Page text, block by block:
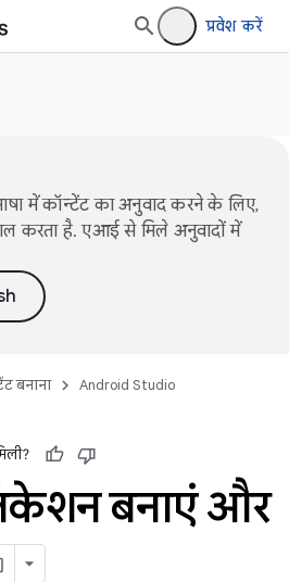
प्रवेश करें
में कॉन्टेंट का अनुवाद करने के लिए,
करता है. एआई से मिले अनुवादों में
बनाना
Android Studio
बनाएं और